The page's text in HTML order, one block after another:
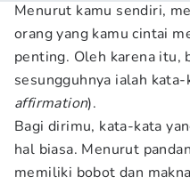
Menurut kamu sendiri,
orang yang kamu cintai
penting. Oleh karena itu,
sesungguhnya ialah
affirmation).
Bagi dirimu, kata-kata
hal biasa. Menurut
memiliki bobot dan